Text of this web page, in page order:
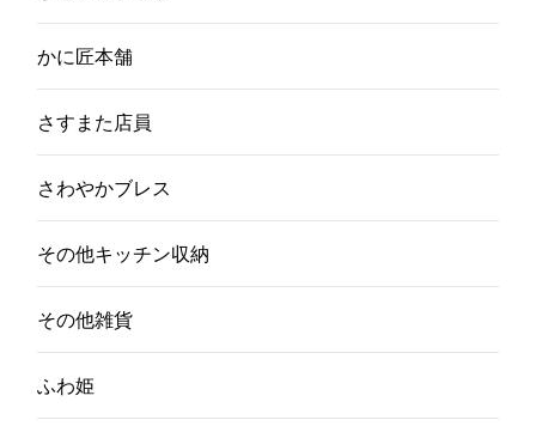
かに匠本舗
さすまた店員
さわやかブレス
その他キッチン収納
その他雑貨
ふわ姫